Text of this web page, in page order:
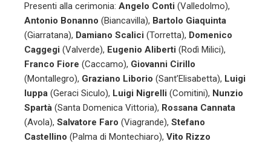
Presenti alla cerimonia: Angelo Conti (Valledolmo),
Antonio Bonanno (Biancavilla), Bartolo Giaquinta
(Giarratana), Damiano Scalici (Torretta), Domenico
Caggegi (Valverde), Eugenio Aliberti (Rodì Milici),
Franco Fiore (Caccamo), Giovanni Cirillo
(Montallegro), Graziano Liborio (Sant’Elisabetta), Luigi
Iuppa (Geraci Siculo), Luigi Nigrelli (Comitini), Nunzio
Spartà (Santa Domenica Vittoria), Rossana Cannata
(Avola), Salvatore Faro (Viagrande), Stefano
Castellino (Palma di Montechiaro), Vito Rizzo